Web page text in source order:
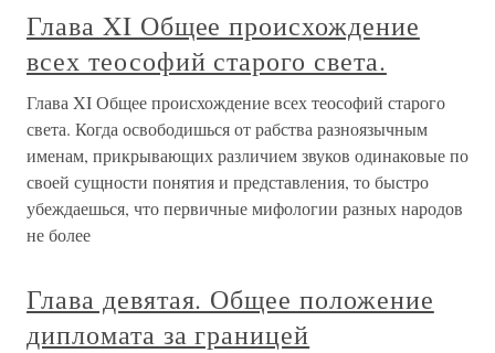
Глава XI Общее происхождение
всех теософий старого света.
Глава XI Общее происхождение всех теософий старого
света. Когда освободишься от рабства разноязычным
именам, прикрывающих различием звуков одинаковые по
своей сущности понятия и представления, то быстро
убеждаешься, что первичные мифологии разных народов
не более
Глава девятая. Общее положение
дипломата за границей